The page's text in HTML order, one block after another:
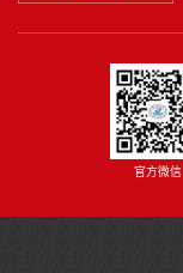
官方微信